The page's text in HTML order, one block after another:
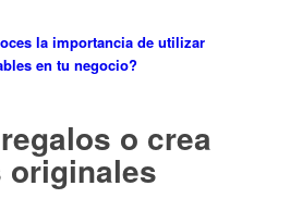
la importancia de utilizar
en tu negocio?
o crea